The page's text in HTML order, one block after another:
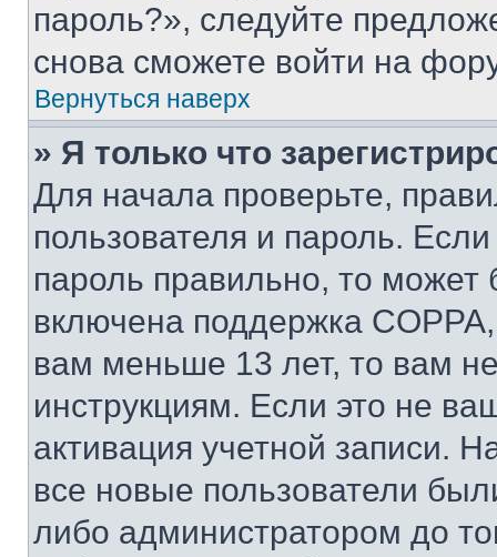
пароль?», следуйте
снова сможете войти на
Вернуться наверх
» Я только что
Для начала проверьте,
пользователя и пароль.
пароль правильно, то может
включена поддержка
вам меньше 13 лет, то вам
инструкциям. Если это не
активация учетной записи.
все новые пользователи
либо администратором до